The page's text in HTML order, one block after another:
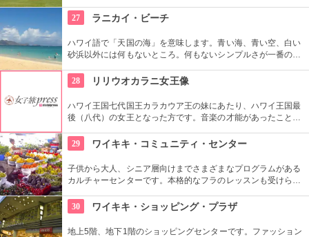
樹』がここにあります。実物を見ると、感動しますよ！
27 ラニカイ・ビーチ
ハワイ語で「天国の海」を意味します。青い海、青い空、白い
砂浜以外には何もないところ。何もないシンプルさが一番の売
しまうような穴場です。住宅地から海へ抜ける小道も風情あり
ます。
28 リリウオカラニ女王像
ハワイ王国七代国王カラカウア王の妹にあたり、ハワイ王国最
後（八代）の女王となった方です。音楽の才能があったことで
いメロディーが親しまれていますね。
29 ワイキキ・コミュニティ・センター
子供から大人、シニア層向けまでさまざまなプログラムがある
カルチャーセンターです。本格的なフラのレッスンも受けられ
菜・果物が買える、週2回のファーマーズマーケットも好評で
す。
30 ワイキキ・ショッピング・プラザ
地上5階、地下1階のショッピングセンターです。ファッション